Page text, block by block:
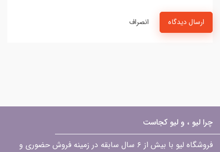
ارسال دیدگاه انصراف
چرا لیو ، و لیو کجاست
فروشگاه لیو با بیش از ۶ سال سابقه در زمینه فروش حضوری و